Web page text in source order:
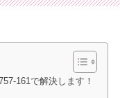
161で解決します！